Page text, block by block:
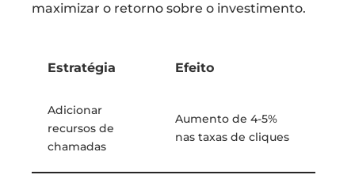
maximizar o retorno sobre o investimento.
Estratégia Efeito
Adicionar
recursos de
chamadas
Aumento de 4-5%
nas taxas de cliques